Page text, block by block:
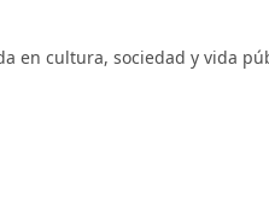
en cultura, sociedad y vida